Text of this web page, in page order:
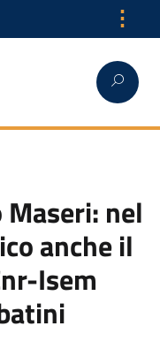
⋮
nel
anche il
Isem